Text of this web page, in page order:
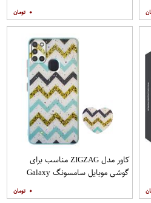
مات
۰
کاور مدل ZIGZAG مناسب برای
گوشی موبایل سامسونگ Galaxy
۰